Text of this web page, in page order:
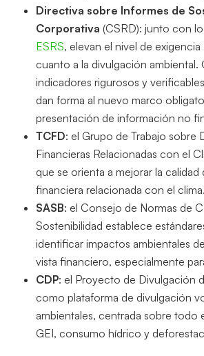
Directiva sobre Informes de
Corporativa (CSRD): junto con
ESRS, elevan el nivel de exigencia
cuanto a la divulgación ambiental.
indicadores rigurosos y
dan forma al nuevo marco
presentación de información no
TCFD: el Grupo de Trabajo sobre
Financieras Relacionadas con el
que se orienta a mejorar la
financiera relacionada con el clima.
SASB: el Consejo de Normas de
Sostenibilidad establece
identificar impactos ambientales
vista financiero, especialmente
CDP: el Proyecto de Divulgación
como plataforma de divulgación
ambientales, centrada sobre todo
GEI, consumo hídrico y